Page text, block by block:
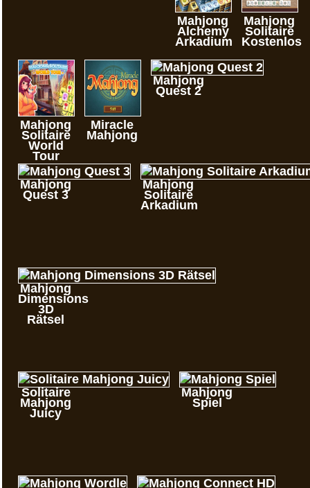
Mahjong
Alchemy
Arkadium
Mahjong
Solitaire
Kostenlos
Mahjong
Solitaire
World
Tour
Miracle
Mahjong
Mahjong
Quest 2
Mahjong
Quest 3
Mahjong
Solitaire
Arkadium
Mahjong
Dimensions
3D
Rätsel
Solitaire
Mahjong
Juicy
Mahjong
Spiel